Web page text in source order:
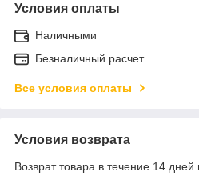
Условия оплаты
Наличными
Безналичный расчет
Все условия оплаты
Условия возврата
Возврат товара в течение 14 дней